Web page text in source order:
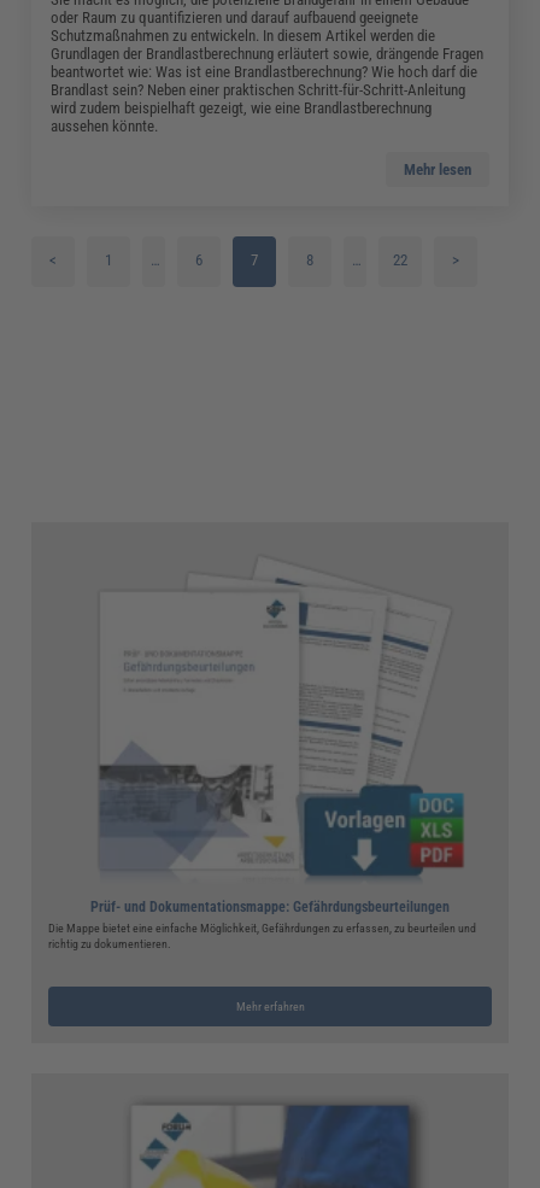
oder Raum zu quantifizieren und darauf aufbauend geeignete
Schutzmaßnahmen zu entwickeln. In diesem Artikel werden die
Grundlagen der Brandlastberechnung erläutert sowie, drängende Fragen
beantwortet wie: Was ist eine Brandlastberechnung? Wie hoch darf die
Brandlast sein? Neben einer praktischen Schritt-für-Schritt-Anleitung
wird zudem beispielhaft gezeigt, wie eine Brandlastberechnung
aussehen könnte.
Mehr lesen
< 1 6 7 8 22 >
Prüf- und Dokumentationsmappe: Gefährdungsbeurteilungen
Die Mappe bietet eine einfache Möglichkeit, Gefährdungen zu erfassen, zu beurteilen und
richtig zu dokumentieren.
Mehr erfahren